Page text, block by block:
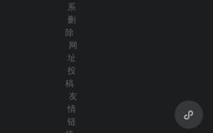
系
删
除
网
址
投
稿
友
情
链